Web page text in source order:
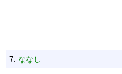
7: ななし